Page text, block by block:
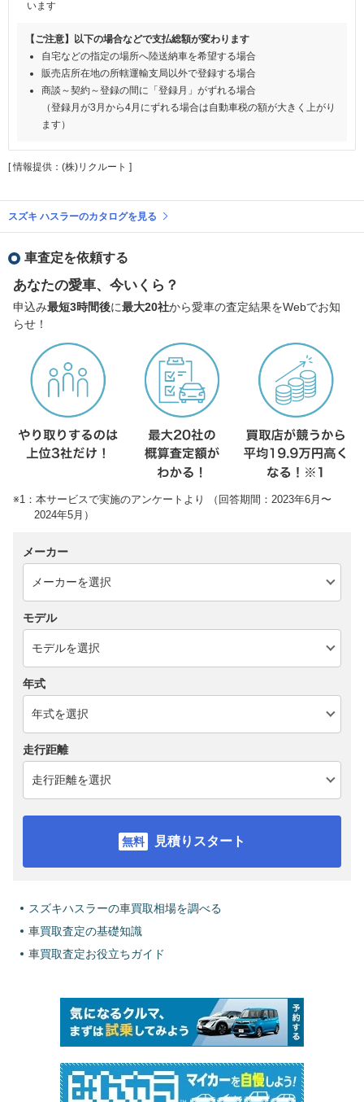
います
【ご注意】以下の場合などで支払総額が変わります
自宅などの指定の場所へ陸送納車を希望する場合
販売店所在地の所轄運輸支局以外で登録する場合
商談～契約～登録の間に「登録月」がずれる場合
（登録月が3月から4月にずれる場合は自動車税の額が大きく上がり
ます）
[ 情報提供：(株)リクルート ]
スズキ ハスラーのカタログを見る
車査定を依頼する
あなたの愛車、今いくら？
申込み最短3時間後に最大20社から愛車の査定結果をWebでお知
らせ！
※1：本サービスで実施のアンケートより （回答期間：2023年6月〜
2024年5月）
メーカー
モデル
年式
走行距離
見積りスタート
スズキハスラーの車買取相場を調べる
車買取査定の基礎知識
車買取査定お役立ちガイド